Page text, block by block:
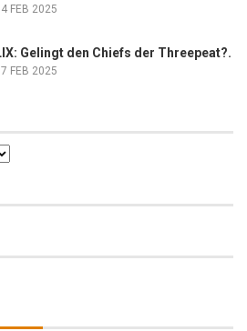
FEB 2025
Gelingt den Chiefs der Threepeat?.
FEB 2025